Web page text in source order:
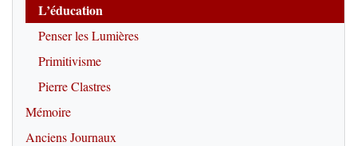
L’éducation
Penser les Lumières
Primitivisme
Pierre Clastres
Mémoire
Anciens Journaux